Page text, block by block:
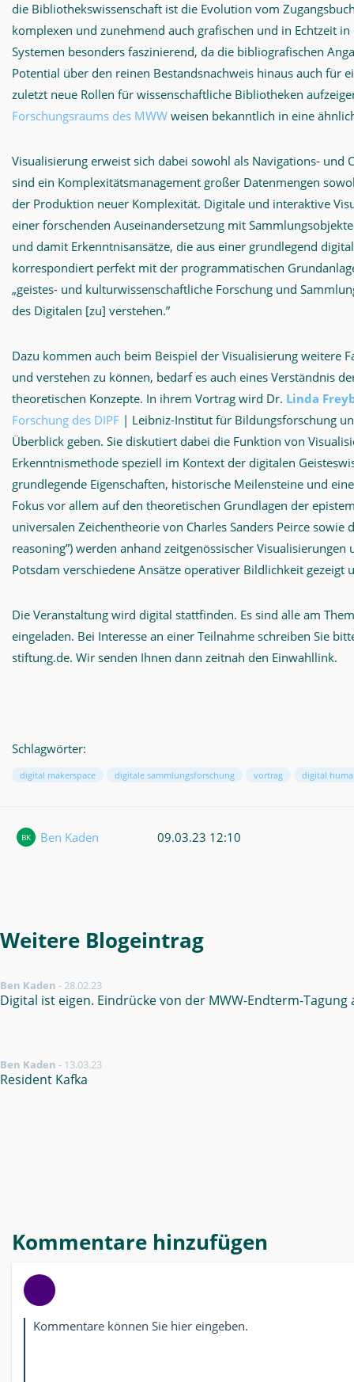
die Bibliothekswissenschaft ist die Evolution vom
komplexen und zunehmend auch grafischen und in Echtzeit
Systemen besonders faszinierend, da die bibliografischen
Potential über den reinen Bestandsnachweis hinaus auch für
zuletzt neue Rollen für wissenschaftliche Bibliotheken
Forschungsraums des MWW weisen bekanntlich in eine
Visualisierung erweist sich dabei sowohl als Navigations-
sind ein Komplexitätsmanagement großer Datenmengen
der Produktion neuer Komplexität. Digitale und interaktive
einer forschenden Auseinandersetzung mit
und damit Erkenntnisansätze, die aus einer grundlegend
korrespondiert perfekt mit der programmatischen
„geistes- und kulturwissenschaftliche Forschung und
des Digitalen [zu] verstehen.”
Dazu kommen auch beim Beispiel der Visualisierung weitere
und verstehen zu können, bedarf es auch eines Verständnis
theoretischen Konzepte. In ihrem Vortrag wird Dr. Linda
Forschung des DIPF | Leibniz-Institut für Bildungsforschung
Überblick geben. Sie diskutiert dabei die Funktion von
Erkenntnismethode speziell im Kontext der digitalen
grundlegende Eigenschaften, historische Meilensteine und
Fokus vor allem auf den theoretischen Grundlagen der
universalen Zeichentheorie von Charles Sanders Peirce
reasoning”) werden anhand zeitgenössischer
Potsdam verschiedene Ansätze operativer Bildlichkeit gezeigt
Die Veranstaltung wird digital stattfinden. Es sind alle am
eingeladen. Bei Interesse an einer Teilnahme schreiben Sie
stiftung.de. Wir senden Ihnen dann zeitnah den Einwahllink.
Schlagwörter:
digital makerspace digitale sammlungsforschung vortrag digital
BK Ben Kaden 09.03.23 12:10
Weitere Blogeintrag
Ben Kaden - 28.02.23
Digital ist eigen. Eindrücke von der MWW-Endterm-
Ben Kaden - 13.03.23
Resident Kafka
Kommentare hinzufügen